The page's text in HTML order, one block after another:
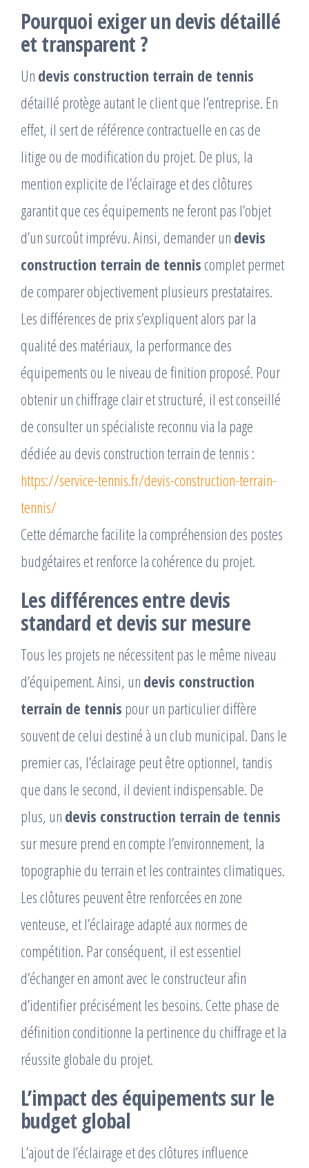
Pourquoi exiger un devis détaillé
et transparent ?
Un devis construction terrain de tennis
détaillé protège autant le client que l’entreprise. En
effet, il sert de référence contractuelle en cas de
litige ou de modification du projet. De plus, la
mention explicite de l’éclairage et des clôtures
garantit que ces équipements ne feront pas l’objet
d’un surcoût imprévu. Ainsi, demander un devis
construction terrain de tennis complet permet
de comparer objectivement plusieurs prestataires.
Les différences de prix s’expliquent alors par la
qualité des matériaux, la performance des
équipements ou le niveau de finition proposé. Pour
obtenir un chiffrage clair et structuré, il est conseillé
de consulter un spécialiste reconnu via la page
dédiée au devis construction terrain de tennis :
https://service-tennis.fr/devis-construction-terrain-
tennis/
Cette démarche facilite la compréhension des postes
budgétaires et renforce la cohérence du projet.
Les différences entre devis
standard et devis sur mesure
Tous les projets ne nécessitent pas le même niveau
d’équipement. Ainsi, un devis construction
terrain de tennis pour un particulier diffère
souvent de celui destiné à un club municipal. Dans le
premier cas, l’éclairage peut être optionnel, tandis
que dans le second, il devient indispensable. De
plus, un devis construction terrain de tennis
sur mesure prend en compte l’environnement, la
topographie du terrain et les contraintes climatiques.
Les clôtures peuvent être renforcées en zone
venteuse, et l’éclairage adapté aux normes de
compétition. Par conséquent, il est essentiel
d’échanger en amont avec le constructeur afin
d’identifier précisément les besoins. Cette phase de
définition conditionne la pertinence du chiffrage et la
réussite globale du projet.
L’impact des équipements sur le
budget global
L’ajout de l’éclairage et des clôtures influence